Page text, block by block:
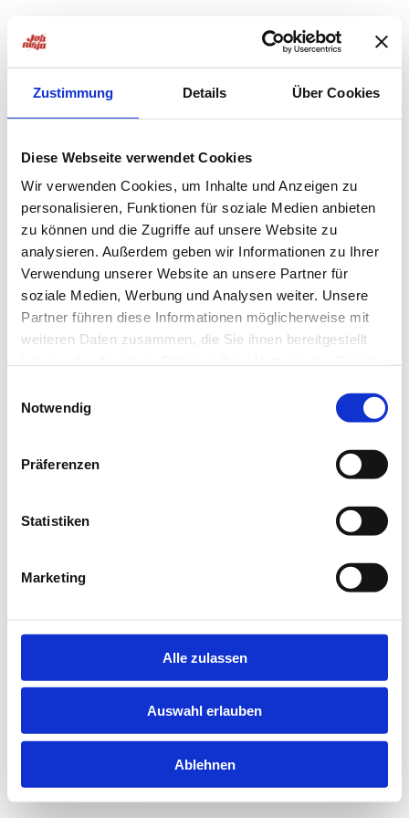
Zustimmung Details Über Cookies
Diese Webseite verwendet Cookies
Wir verwenden Cookies, um Inhalte und Anzeigen zu
personalisieren, Funktionen für soziale Medien anbieten
zu können und die Zugriffe auf unsere Website zu
analysieren. Außerdem geben wir Informationen zu Ihrer
Verwendung unserer Website an unsere Partner für
soziale Medien, Werbung und Analysen weiter. Unsere
Partner führen diese Informationen möglicherweise mit
weiteren Daten zusammen, die Sie ihnen bereitgestellt
Notwendig
Präferenzen
Statistiken
Marketing
Alle zulassen
Auswahl erlauben
Ablehnen
loadingjobninja.com
for more